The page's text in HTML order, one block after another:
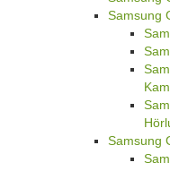
Samsung
Samsung